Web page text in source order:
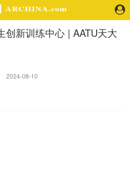
创新训练中心 | AATU天大
2024-08-10